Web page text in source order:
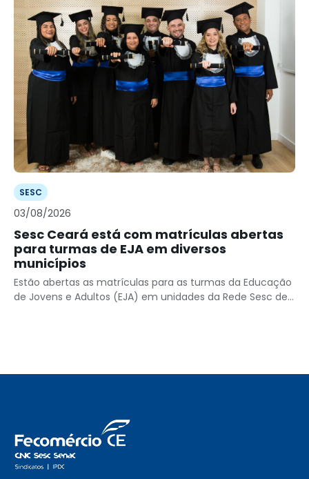
SESC
03/08/2026
Sesc Ceará está com matrículas abertas
para turmas de EJA em diversos
municípios
Estão abertas as matrículas para as turmas da Educação
de Jovens e Adultos (EJA) em unidades da Rede Sesc de...